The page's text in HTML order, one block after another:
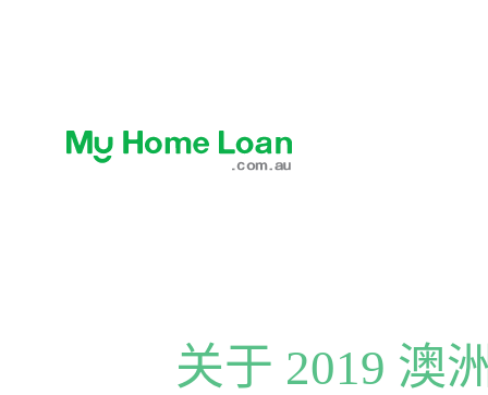
关于 2019 澳